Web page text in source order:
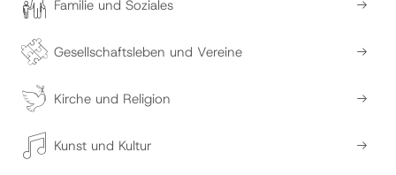
Familie und Soziales
Gesellschaftsleben und Vereine
Kirche und Religion
Kunst und Kultur